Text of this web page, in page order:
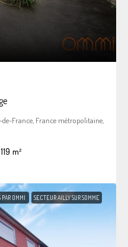
France, France métropolitaine,
119 m²
OMMI SECTEUR AILLY SUR SOMME